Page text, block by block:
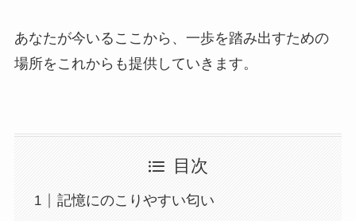
あなたが今いるここから、一歩を踏み出すための
場所をこれからも提供していきます。
目次
記憶にのこりやすい匂い